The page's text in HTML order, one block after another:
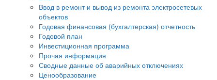
Ввод в ремонт и вывод из ремонта электросетевых
объектов
Годовая финансовая (бухгалтерская) отчетность
Годовой план
Инвестиционная программа
Прочая информация
Сводные данные об аварийных отключениях
Ценообразование